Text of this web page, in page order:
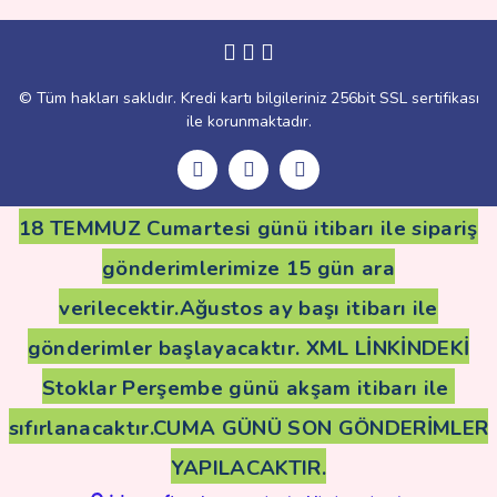
© Tüm hakları saklıdır. Kredi kartı bilgileriniz 256bit SSL sertifikası
ile korunmaktadır.
18 TEMMUZ Cumartesi günü itibarı ile sipariş
gönderimlerimize 15 gün ara
verilecektir.Ağustos ay başı itibarı ile
gönderimler başlayacaktır. XML LİNKİNDEKİ
Stoklar Perşembe günü akşam itibarı ile
sıfırlanacaktır.CUMA GÜNÜ SON GÖNDERİMLER
YAPILACAKTIR.